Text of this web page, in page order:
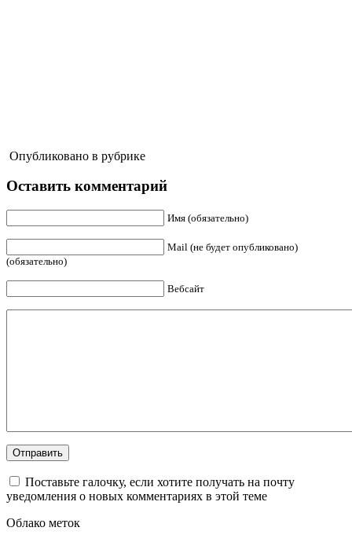
Опубликовано в рубрике
Оставить комментарий
Имя (обязательно)
Mail (не будет опубликовано)
(обязательно)
Вебсайт
Поставьте галочку, если хотите получать на почту
уведомления о новых комментариях в этой теме
Облако меток